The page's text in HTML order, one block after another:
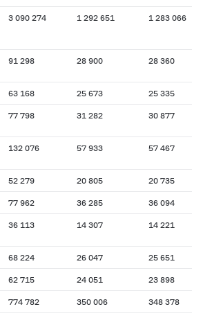
3 090 274 1 292 651 1 283 066
91 298 28 900 28 360
63 168 25 673 25 335
77 798 31 282 30 877
132 076 57 933 57 467
52 279 20 805 20 735
77 962 36 285 36 094
36 113 14 307 14 221
68 224 26 047 25 651
62 715 24 051 23 898
774 782 350 006 348 378